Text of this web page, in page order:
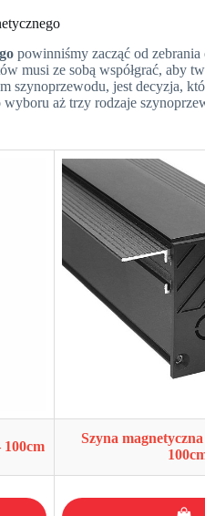
powinniśmy zacząć od
musi ze sobą współgrać, aby
szynoprzewodu, jest decyzja,
wyboru aż trzy rodzaje
100cm
Szyna